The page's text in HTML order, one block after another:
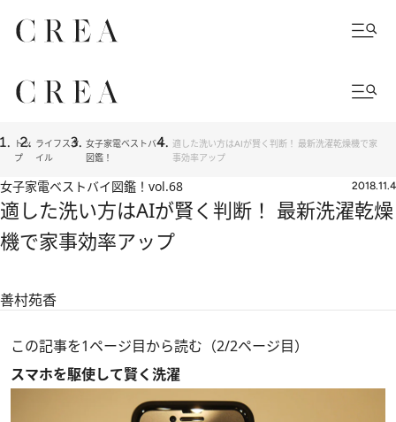
トッ
プ
ライフスタ
イル
女子家電ベストバイ
図鑑！
適した洗い方はAIが賢く判断！ 最新洗濯乾燥機で家
事効率アップ
女子家電ベストバイ図鑑！ vol.68 2018.11.4
適した洗い方はAIが賢く判断！ 最新洗濯乾燥
機で家事効率アップ
善村苑香
この記事を1ページ目から読む（2/2ページ目）
スマホを駆使して賢く洗濯